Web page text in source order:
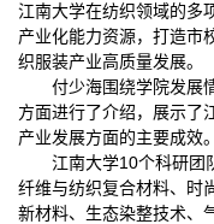
江南大学在纺织领域的多
产业化能力资源，打造市
织服装产业高质量发展。
付少海围绕学院发展
方面进行了介绍，展示了
产业发展方面的主要成效。
江南大学10个科研团
纤维与纺织复合材料、时
新材料、生态染整技术、